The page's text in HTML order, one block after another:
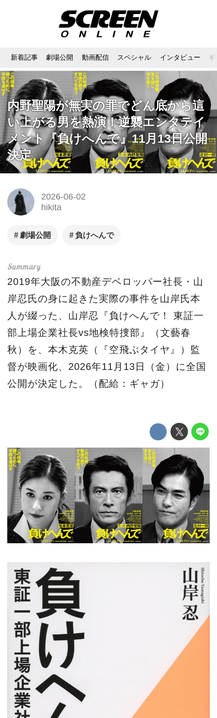
新着記事 劇場公開 動画配信 スペシャル インタビュー
内野聖陽が無実の罪でどん底から這
い上がる男を熱演！逆襲エンタテイ
メント『負けへんで』11月13日公開
決定
2026-06-02
hikita
劇場公開 負けへんで
2019年大阪の不動産デベロッパー社長・山
岸忍氏の身に起きた実際の事件を山岸氏本
人が綴った、山岸忍『負けへんで！ 東証一
部上場企業社長vs地検特捜部』（文藝春
秋）を、本木克英（『空飛ぶタイヤ』）監
督が映画化、2026年11月13日（金）に全国
公開が決定した。（配給：ギャガ）